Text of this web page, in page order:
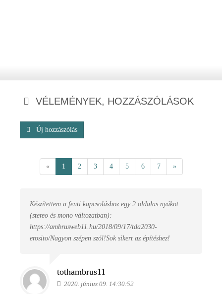
VÉLEMÉNYEK, HOZZÁSZÓLÁSOK
Új hozzászólás
« 1 2 3 4 5 6 7 »
Készítettem a fenti kapcsoláshoz egy 2 oldalas nyákot
(stereo és mono változatban):
https://ambrusweb11.hu/2018/09/17/tda2030-
erosito/Nagyon szépen szól!Sok sikert az építéshez!
tothambrus11
2020. június 09. 14:30:52